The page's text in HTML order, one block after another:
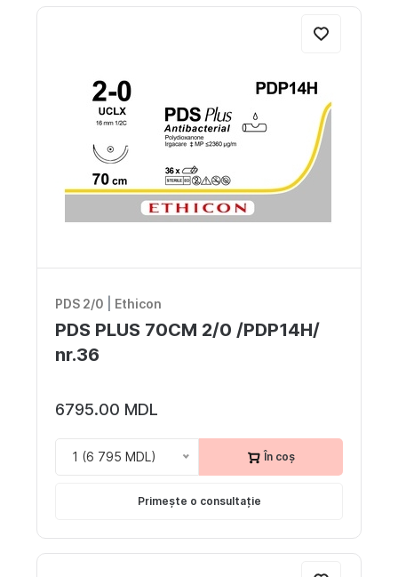
PDS 2/0 Ethicon
PDS PLUS 70CM 2/0 /PDP14H/
nr.36
6795.00 MDL
1 (6 795 MDL) În coș
Primește o consultație